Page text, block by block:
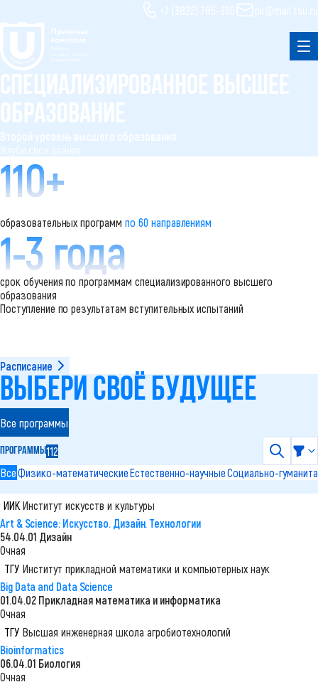
link icon+7 (3822) 785-300 link iconpk@mail.tsu.ru
СПЕЦИАЛИЗИРОВАННОЕ ВЫСШЕЕ
ОБРАЗОВАНИЕ
Второй уровень высшего образования
Углуби свои знания
110+
образовательных программпо 60 направлениям
1-3 года
срок обучения по программам специализированного высшего
образования
Поступление по результатам вступительных испытаний
Расписаниеarrow-bottom
ВЫБЕРИ СВОЁ БУДУЩЕЕ
Все программы
ПРОГРАММЫ112
ВсеФизико-математическиеЕстественно-научныеСоциально-
search
ИИКfaculty avatar
Институт искусств и культуры
Art & Science: Искусство. Дизайн. Технологии
54.04.01 Дизайн
Очная
ТГУ
faculty avatar
Институт прикладной математики и компьютерных наук
Big Data and Data Science
01.04.02 Прикладная математика и информатика
Очная
ТГУ
faculty avatar
Высшая инженерная школа агробиотехнологий
Bioinformatics
06.04.01 Биология
Очная